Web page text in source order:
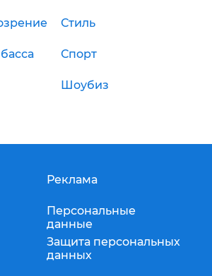
Стиль
Спорт
Шоубиз
Реклама
Персональные
данные
Защита персональных
данных